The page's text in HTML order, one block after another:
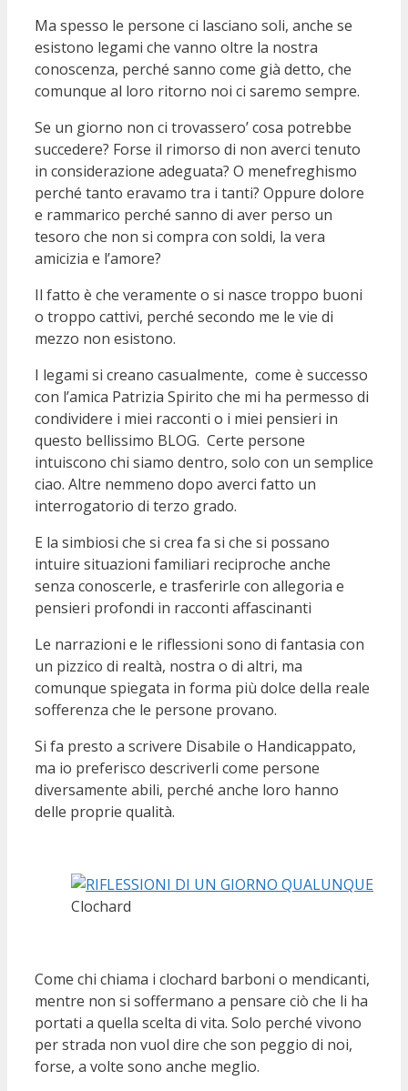
Ma spesso le persone ci lasciano soli, anche se
esistono legami che vanno oltre la nostra
conoscenza, perché sanno come già detto, che
comunque al loro ritorno noi ci saremo sempre.
Se un giorno non ci trovassero’ cosa potrebbe
succedere? Forse il rimorso di non averci tenuto
in considerazione adeguata? O menefreghismo
perché tanto eravamo tra i tanti? Oppure dolore
e rammarico perché sanno di aver perso un
tesoro che non si compra con soldi, la vera
amicizia e l’amore?
Il fatto è che veramente o si nasce troppo buoni
o troppo cattivi, perché secondo me le vie di
mezzo non esistono.
I legami si creano casualmente, come è successo
con l’amica Patrizia Spirito che mi ha permesso di
condividere i miei racconti o i miei pensieri in
questo bellissimo BLOG. Certe persone
intuiscono chi siamo dentro, solo con un semplice
ciao. Altre nemmeno dopo averci fatto un
interrogatorio di terzo grado.
E la simbiosi che si crea fa si che si possano
intuire situazioni familiari reciproche anche
senza conoscerle, e trasferirle con allegoria e
pensieri profondi in racconti affascinanti
Le narrazioni e le riflessioni sono di fantasia con
un pizzico di realtà, nostra o di altri, ma
comunque spiegata in forma più dolce della reale
sofferenza che le persone provano.
Si fa presto a scrivere Disabile o Handicappato,
ma io preferisco descriverli come persone
diversamente abili, perché anche loro hanno
delle proprie qualità.
Clochard
Come chi chiama i clochard barboni o mendicanti,
mentre non si soffermano a pensare ciò che li ha
portati a quella scelta di vita. Solo perché vivono
per strada non vuol dire che son peggio di noi,
forse, a volte sono anche meglio.